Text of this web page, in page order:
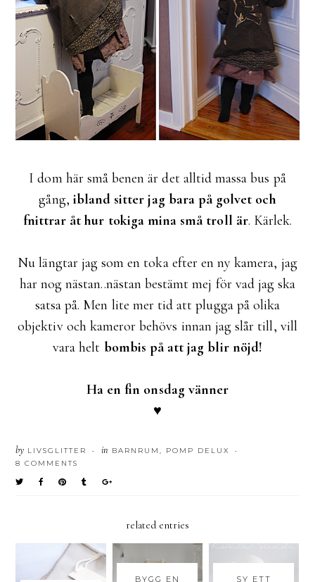
I dom här små benen är det alltid massa bus på
gång, ibland sitter jag bara på golvet och
fnittrar åt hur tokiga mina små troll är. Kärlek.
Nu längtar jag som en toka efter en ny kamera, jag
har nog nästan..nästan bestämt mej för vad jag ska
satsa på. Men lite mer tid att plugga på olika
objektiv och kameror behövs innan jag slår till, vill
vara helt bombis på att jag blir nöjd!
Ha en fin onsdag vänner
♥
by LIVSGLITTER • in BARNRUM, POMP DELUX •
8 COMMENTS
related entries
BYGG EN SY ETT